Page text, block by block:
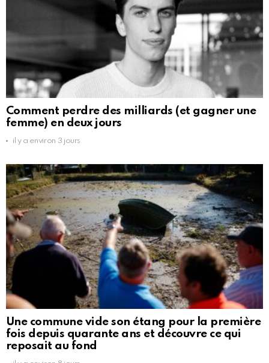
Comment perdre des milliards (et gagner une
femme) en deux jours
il y a environ 3 jours
Une commune vide son étang pour la première
fois depuis quarante ans et découvre ce qui
reposait au fond